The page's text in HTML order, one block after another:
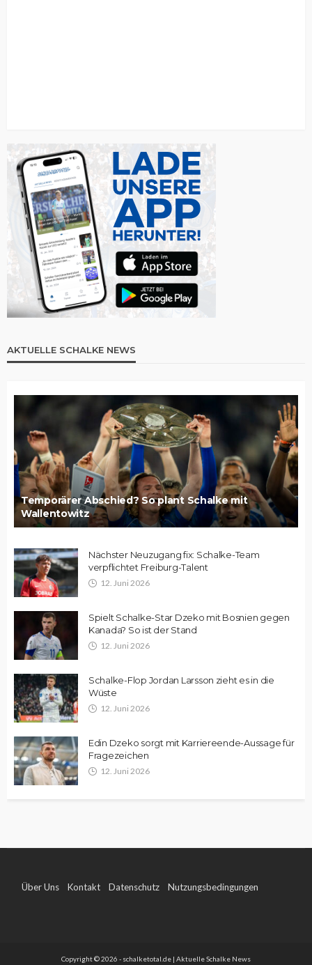
AKTUELLE SCHALKE NEWS
Temporärer Abschied? So plant Schalke mit
Wallentowitz
Nächster Neuzugang fix: Schalke-Team
verpflichtet Freiburg-Talent
12. Juni 2026
Spielt Schalke-Star Dzeko mit Bosnien gegen
Kanada? So ist der Stand
12. Juni 2026
Schalke-Flop Jordan Larsson zieht es in die
Wüste
12. Juni 2026
Edin Dzeko sorgt mit Karriereende-Aussage für
Fragezeichen
12. Juni 2026
Über Uns Kontakt Datenschutz Nutzungsbedingungen
Copyright © 2026 - schalketotal.de | Aktuelle Schalke News